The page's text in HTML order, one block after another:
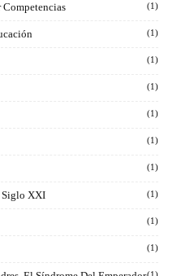
Competencias (1)
(1)
(1)
(1)
(1)
(1)
(1)
Siglo XXI (1)
(1)
(1)